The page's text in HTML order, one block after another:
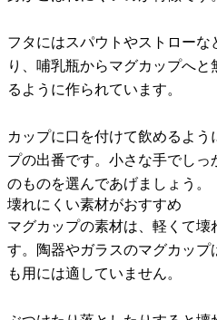
フタにはスパウトやストロー
り、哺乳瓶からマグカップへ
るように作られています。
カップに口を付けて飲めるよ
プの出番です。小さな手でし
のものを選んであげましょう。
壊れにくい素材がおすすめ
マグカップの素材は、軽くて
す。陶器やガラスのマグカッ
も用には適していません。